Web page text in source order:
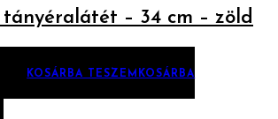
– 34 cm – zöld
KOSÁRBA TESZEM KOSÁRBA